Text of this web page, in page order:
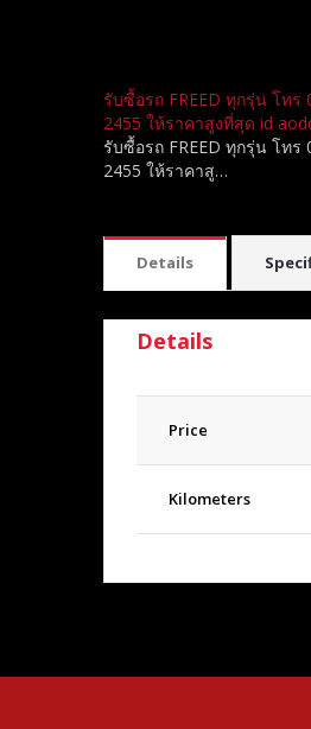
รับซื้อรถ FREED ทุกรุ่น โทร
2455 ให้ราคาสูงที่สุด id
รับซื้อรถ FREED ทุกรุ่น โทร
2455 ให้ราคาสู…
Details
Details
Price
Kilometers